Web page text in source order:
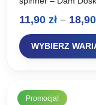
pracują w wodzie,
11,90 zł – 18,90
WYBIERZ
Promocja!